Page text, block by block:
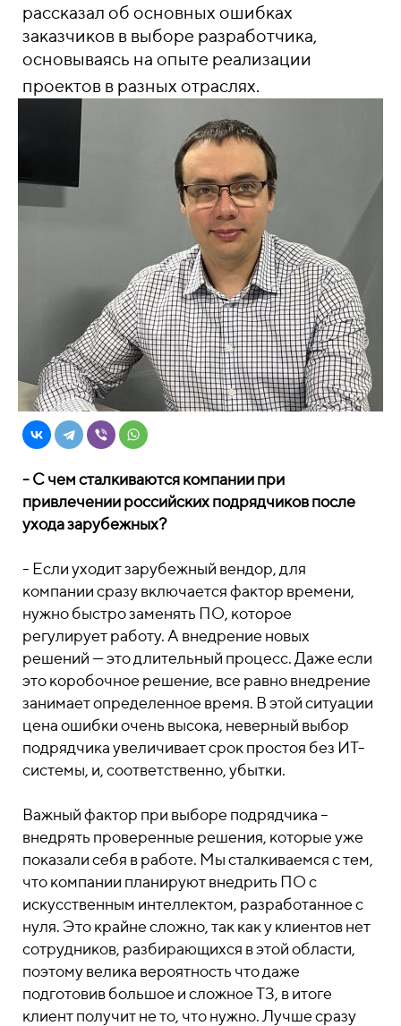
рассказал об основных ошибках
заказчиков в выборе разработчика,
основываясь на опыте реализации
проектов в разных отраслях.
- С чем сталкиваются компании при
привлечении российских подрядчиков после
ухода зарубежных?
- Если уходит зарубежный вендор, для
компании сразу включается фактор времени,
нужно быстро заменять ПО, которое
регулирует работу. А внедрение новых
решений — это длительный процесс. Даже если
это коробочное решение, все равно внедрение
занимает определенное время. В этой ситуации
цена ошибки очень высока, неверный выбор
подрядчика увеличивает срок простоя без ИТ-
системы, и, соответственно, убытки.
Важный фактор при выборе подрядчика –
внедрять проверенные решения, которые уже
показали себя в работе. Мы сталкиваемся с тем,
что компании планируют внедрить ПО с
искусственным интеллектом, разработанное с
нуля. Это крайне сложно, так как у клиентов нет
сотрудников, разбирающихся в этой области,
поэтому велика вероятность что даже
подготовив большое и сложное ТЗ, в итоге
клиент получит не то, что нужно. Лучше сразу